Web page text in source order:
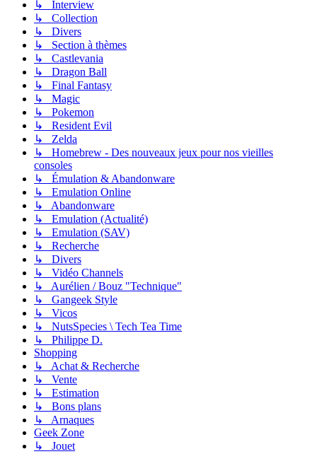
↳ Interview
↳ Collection
↳ Divers
↳ Section à thèmes
↳ Castlevania
↳ Dragon Ball
↳ Final Fantasy
↳ Magic
↳ Pokemon
↳ Resident Evil
↳ Zelda
↳ Homebrew - Des nouveaux jeux pour nos vieilles
consoles
↳ Émulation & Abandonware
↳ Emulation Online
↳ Abandonware
↳ Emulation (Actualité)
↳ Emulation (SAV)
↳ Recherche
↳ Divers
↳ Vidéo Channels
↳ Aurélien / Bouz "Technique"
↳ Gangeek Style
↳ Vicos
↳ NutsSpecies \ Tech Tea Time
↳ Philippe D.
Shopping
↳ Achat & Recherche
↳ Vente
↳ Estimation
↳ Bons plans
↳ Arnaques
Geek Zone
↳ Jouet